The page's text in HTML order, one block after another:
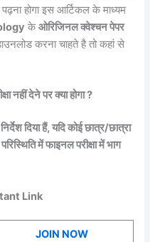
होगा इस आर्टिकल के माध्यम
केओरिजिनल क्वेश्चन पेपर
करना चाहते है तो कहां से
नहीं देने पर क्या होगा ?
दिया हैं, यदि कोई छात्र/छात्रा
में फाइनल परीक्षा में भाग
Link
JOIN NOW